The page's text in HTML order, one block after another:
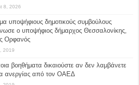
8, 2026
υποψήφιους δημοτικούς συμβούλους
ο υποψήφιος δήμαρχος Θεσσαλονίκης,
Ορφανός
2019
βοηθήματα δικαιούστε αν δεν λαμβάνετε
ανεργίας από τον ΟΑΕΔ